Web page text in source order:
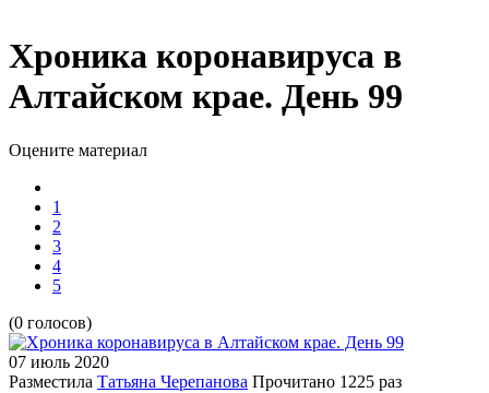
Хроника коронавируса в
Алтайском крае. День 99
Оцените материал
1
2
3
4
5
(0 голосов)
07 июль 2020
Разместила Татьяна Черепанова Прочитано 1225 раз